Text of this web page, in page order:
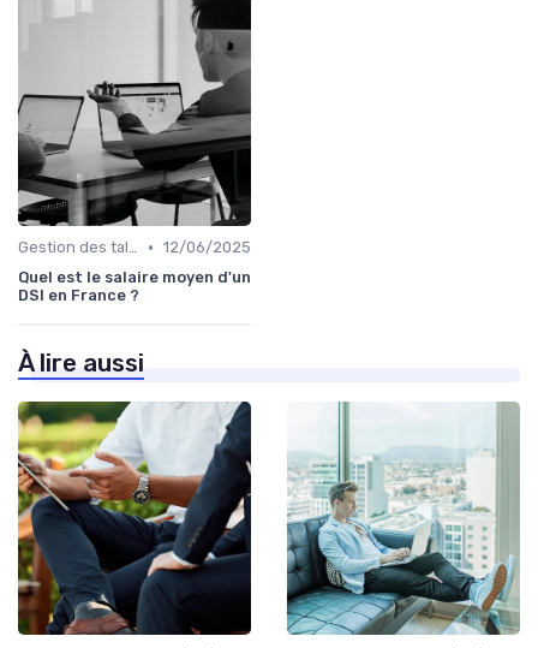
Gestion des talents IT • 12/06/2025
Quel est le salaire moyen d'un
DSI en France ?
À lire aussi